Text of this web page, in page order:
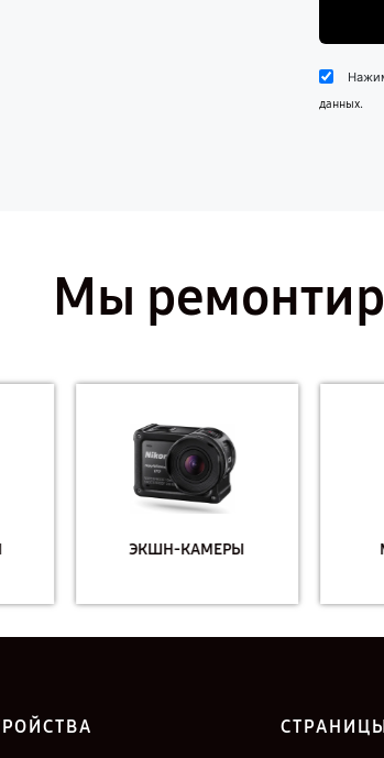
данных.
Мы
ЭКШН-КАМЕРЫ